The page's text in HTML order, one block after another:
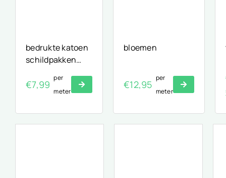
bedrukte katoen
schildpakken
€7,99
per
meter
bloemen
€12,95
per
meter